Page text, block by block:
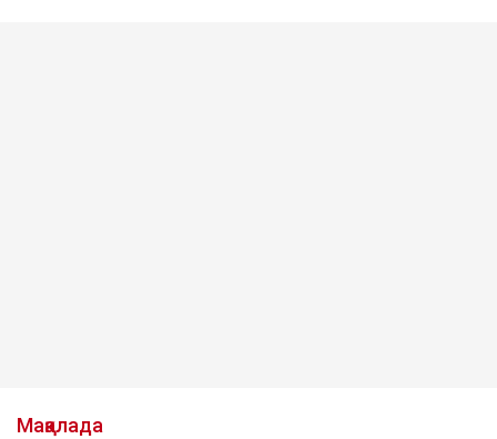
Мақалада